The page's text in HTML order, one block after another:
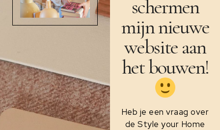
schermen
mijn nieuwe
website aan
het bouwen!
Heb je een vraag over
de Style your Home